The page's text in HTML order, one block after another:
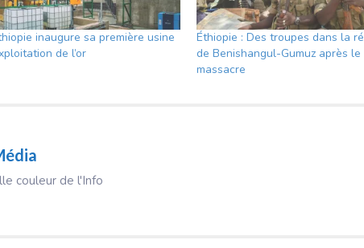
inaugure sa première usine
de l’or
Éthiopie : Des troupes dans la
de Benishangul-Gumuz après le
massacre
couleur de l'Info